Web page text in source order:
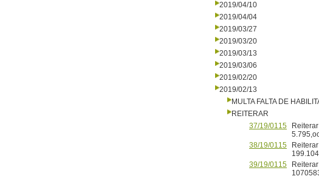
2019/04/10
2019/04/04
2019/03/27
2019/03/20
2019/03/13
2019/03/06
2019/02/20
2019/02/13
MULTA FALTA DE
REITERAR
37/19/0115
38/19/0115
39/19/0115